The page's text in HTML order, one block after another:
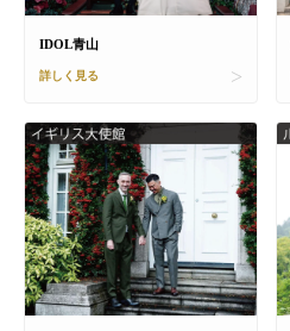
IDOL青山
詳しく見る